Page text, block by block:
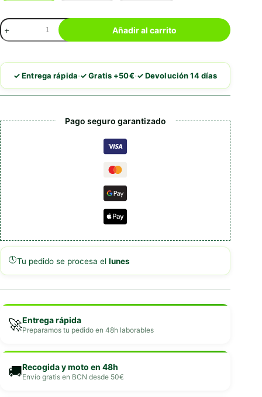
Brit
Care
Dog
Free
Sensitive
Venado
Añadir al carrito
✓ Entrega rápida·✓ Gratis +50€·✓ Devolución 14 días
Pago seguro garantizado
🕔Tu pedido se procesa el lunes
🚀Entrega rápida
Preparamos tu pedido en 48h laborables
🚚Recogida y moto en 48h
Envío gratis en BCN desde 50€